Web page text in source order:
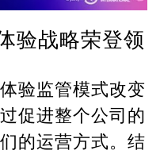
验战略荣登领
验监管模式改变
促进整个公司的
的运营方式。结